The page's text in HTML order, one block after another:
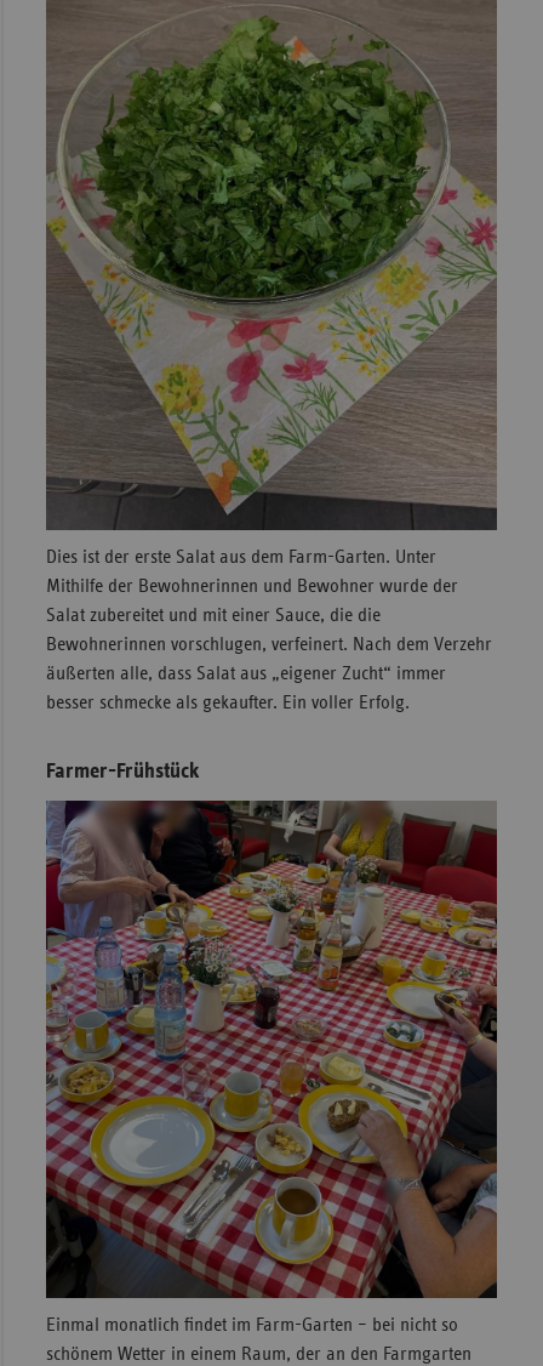
Dies ist der erste Salat aus dem Farm-Garten. Unter
Mithilfe der Bewohnerinnen und Bewohner wurde der
Salat zubereitet und mit einer Sauce, die die
Bewohnerinnen vorschlugen, verfeinert. Nach dem Verzehr
äußerten alle, dass Salat aus „eigener Zucht“ immer
besser schmecke als gekaufter. Ein voller Erfolg.
Farmer-Frühstück
Einmal monatlich findet im Farm-Garten – bei nicht so
schönem Wetter in einem Raum, der an den Farmgarten